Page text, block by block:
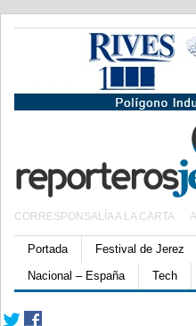
CORRESPONSALÍA A LA CARTA
Portada Festival de Jerez
Nacional – España
Tech